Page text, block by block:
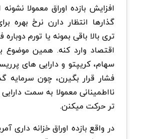
افزایش بازده اوراق معمولا
گذارها انتظار دارن نرخ بهره
تری بالا باقی بمونه یا تورم
اقتصاد وارد کنه. همین موضوع
سهام، کریپتو و دارایی های
فشار قرار بگیرن، چون سرمایه
نااطمینانی معمولا به سمت
تر حرکت میکنن.
در واقع بازده اوراق خزانه داری